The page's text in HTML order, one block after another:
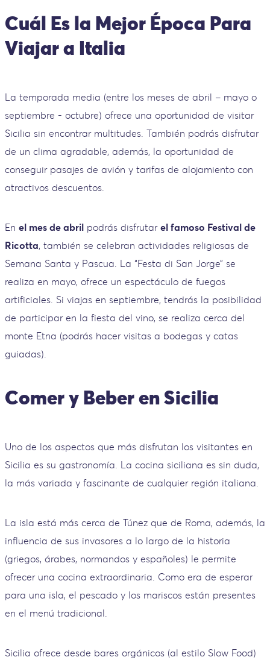
Cuál Es la Mejor Época Para
Viajar a Italia
La temporada media (entre los meses de abril – mayo o
septiembre - octubre) ofrece una oportunidad de visitar
Sicilia sin encontrar multitudes. También podrás disfrutar
de un clima agradable, además, la oportunidad de
conseguir pasajes de avión y tarifas de alojamiento con
atractivos descuentos.
En el mes de abril podrás disfrutar el famoso Festival de
Ricotta, también se celebran actividades religiosas de
Semana Santa y Pascua. La “Festa di San Jorge” se
realiza en mayo, ofrece un espectáculo de fuegos
artificiales. Si viajas en septiembre, tendrás la posibilidad
de participar en la fiesta del vino, se realiza cerca del
monte Etna (podrás hacer visitas a bodegas y catas
guiadas).
Comer y Beber en Sicilia
Uno de los aspectos que más disfrutan los visitantes en
Sicilia es su gastronomía. La cocina siciliana es sin duda,
la más variada y fascinante de cualquier región italiana.
La isla está más cerca de Túnez que de Roma, además, la
influencia de sus invasores a lo largo de la historia
(griegos, árabes, normandos y españoles) le permite
ofrecer una cocina extraordinaria. Como era de esperar
para una isla, el pescado y los mariscos están presentes
en el menú tradicional.
Sicilia ofrece desde bares orgánicos (al estilo Slow Food)